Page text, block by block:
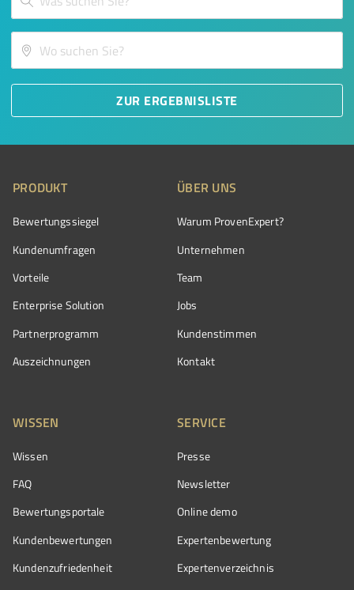
ZUR ERGEBNISLISTE
PRODUKT
Bewertungssiegel
Kundenumfragen
Vorteile
Enterprise Solution
Partnerprogramm
Auszeichnungen
ÜBER UNS
Warum ProvenExpert?
Unternehmen
Team
Jobs
Kundenstimmen
Kontakt
WISSEN
Wissen
FAQ
Bewertungsportale
Kundenbewertungen
Kundenzufriedenheit
SERVICE
Presse
Newsletter
Online demo
Expertenbewertung
Expertenverzeichnis